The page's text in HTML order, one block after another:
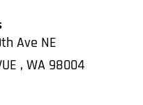
Ave NE
, WA 98004